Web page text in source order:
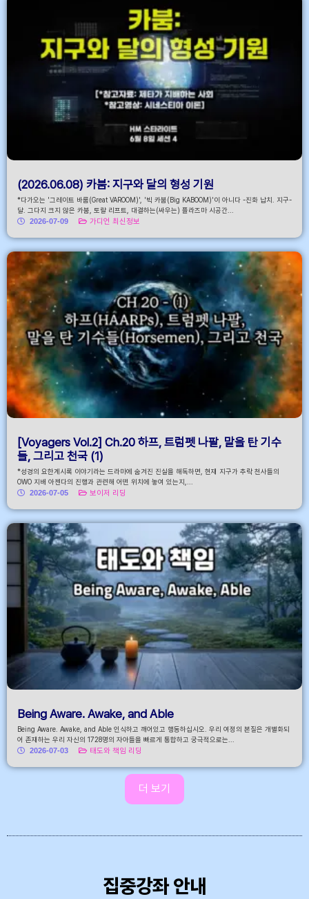
(2026.06.08) 카붐: 지구와 달의 형성 기원
*다가오는 '그레이트 바룸(Great VAROOM)', '빅 카붐(Big KABOOM)'이 아니다 -진화 납치. 지구-
달. 그다지 크지 않은 카붐, 토랄 리프트, 대결하는(싸우는) 플라즈마 시공간...
2026-07-09
가디언 최신정보
[Voyagers Vol.2] Ch.20 하프, 트럼펫 나팔, 말을 탄 기수
들, 그리고 천국 (1)
*성경의 요한계시록 이야기라는 드라마에 숨겨진 진실을 해독하면, 현재 지구가 추락 천사들의
OWO 지배 아젠다의 진행과 관련해 어떤 위치에 놓여 있는지,...
2026-07-05
보이저 리딩
Being Aware. Awake, and Able
Being Aware. Awake, and Able 인식하고 깨어있고 행동하십시오. 우리 여정의 본질은 개별화되
어 존재하는 우리 자신의 1728명의 자아들을 빠르게 통합하고 궁극적으로는...
2026-07-03
태도와 책임 리딩
더 보기
집중강좌 안내